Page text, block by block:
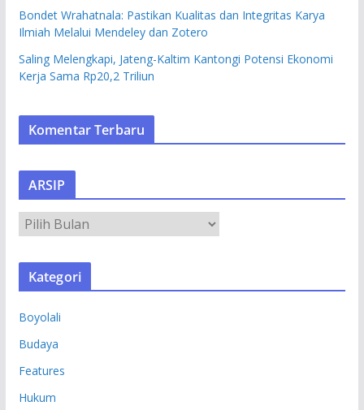
Bondet Wrahatnala: Pastikan Kualitas dan Integritas Karya
Ilmiah Melalui Mendeley dan Zotero
Saling Melengkapi, Jateng-Kaltim Kantongi Potensi Ekonomi
Kerja Sama Rp20,2 Triliun
Komentar Terbaru
ARSIP
R
S
Kategori
Boyolali
Budaya
Features
Hukum